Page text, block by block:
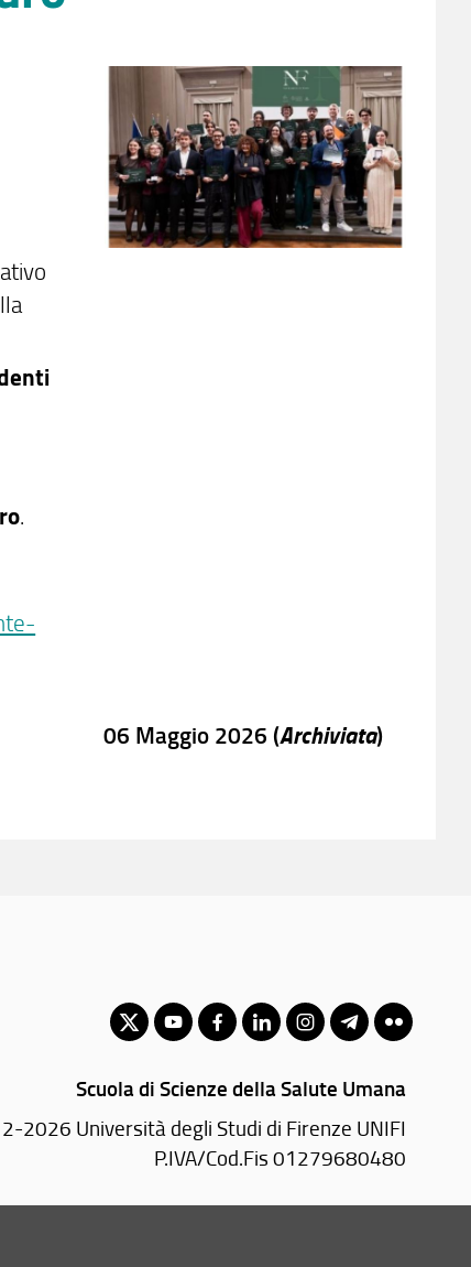
.
06 Maggio 2026 (Archiviata)
Scuola di Scienze della Salute Umana
2026 Università degli Studi di Firenze UNIFI
P.IVA/Cod.Fis 01279680480